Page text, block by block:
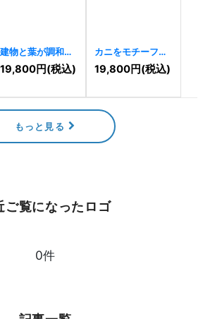
建物と葉が調和し
たMの建築ロゴ
11466 ]
19,800円(税込)
カニをモチーフに
したシンプルでス
タイリッシュなロ
19,800円(税込)
もっと見る
ご覧になったロゴ
0件